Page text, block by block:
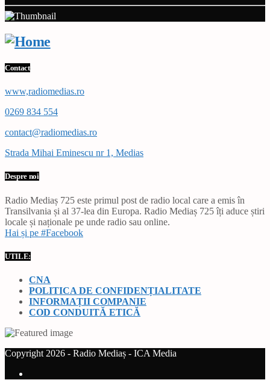
Contact
www,radiomedias.ro
0269 834 554
contact@radiomedias.ro
Strada Mihai Eminescu nr 1, Medias
Despre noi
Radio Mediaș 725 este primul post de radio local care a emis în
Transilvania și al 37-lea din Europa. Radio Mediaș 725 îți aduce știri
locale și naționale pe unde radio sau online.
Hai și pe #Facebook
UTILE:
CNA
POLITICA DE CONFIDENȚIALITATE
INFORMAȚII COMPANIE
COD CONDUITĂ ETICĂ
Copyright 2026 - Radio Mediaș - ICA Media